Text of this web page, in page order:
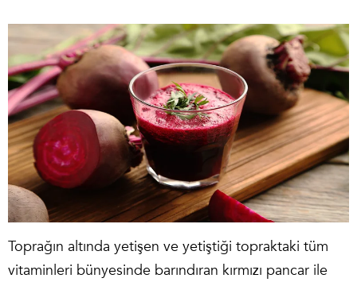
Toprağın altında yetişen ve yetiştiği topraktaki tüm
vitaminleri bünyesinde barındıran kırmızı pancar ile